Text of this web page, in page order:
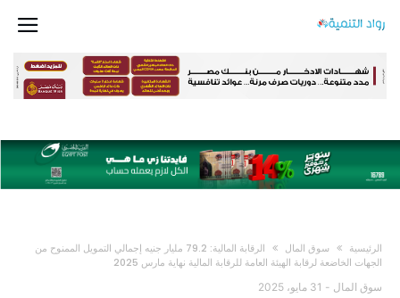
‫الرئيسية‬ سوق المال
الرقابة المالية: 79.2 مليار جنيه إجمالي التمويل الممنوح من
الجهات الخاضعة لرقابة الهيئة العامة للرقابة المالية نهاية مارس 2025
سوق المال - 31 مايو، 2025